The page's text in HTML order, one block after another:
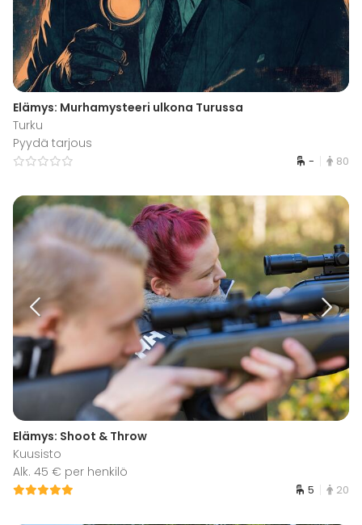
Elämys: Murhamysteeri ulkona Turussa
Turku
Pyydä tarjous
- 80
Elämys: Shoot & Throw
Kuusisto
Alk. 45 € per henkilö
5 20